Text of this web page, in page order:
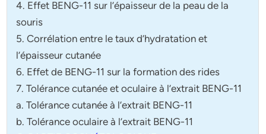
4. Effet BENG-11 sur l’épaisseur de la peau de la
souris
5. Corrélation entre le taux d’hydratation et
l’épaisseur cutanée
6. Effet de BENG-11 sur la formation des rides
7. Tolérance cutanée et oculaire à l’extrait BENG-11
a. Tolérance cutanée à l’extrait BENG-11
b. Tolérance oculaire à l’extrait BENG-11